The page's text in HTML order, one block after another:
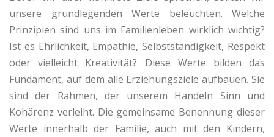
unsere grundlegenden Werte beleuchten. Welche
Prinzipien sind uns im Familienleben wirklich wichtig?
Ist es Ehrlichkeit, Empathie, Selbstständigkeit, Respekt
oder vielleicht Kreativität? Diese Werte bilden das
Fundament, auf dem alle Erziehungsziele aufbauen. Sie
sind der Rahmen, der unserem Handeln Sinn und
Kohärenz verleiht. Die gemeinsame Benennung dieser
Werte innerhalb der Familie, auch mit den Kindern,